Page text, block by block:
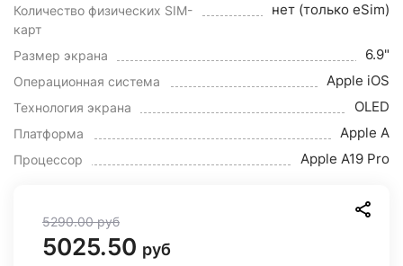
Количество физических SIM-
карт
нет (только eSim)
Размер экрана 6.9"
Операционная система Apple iOS
Технология экрана OLED
Платформа Apple A
Процессор Apple A19 Pro
5290.00руб
5025.50 руб